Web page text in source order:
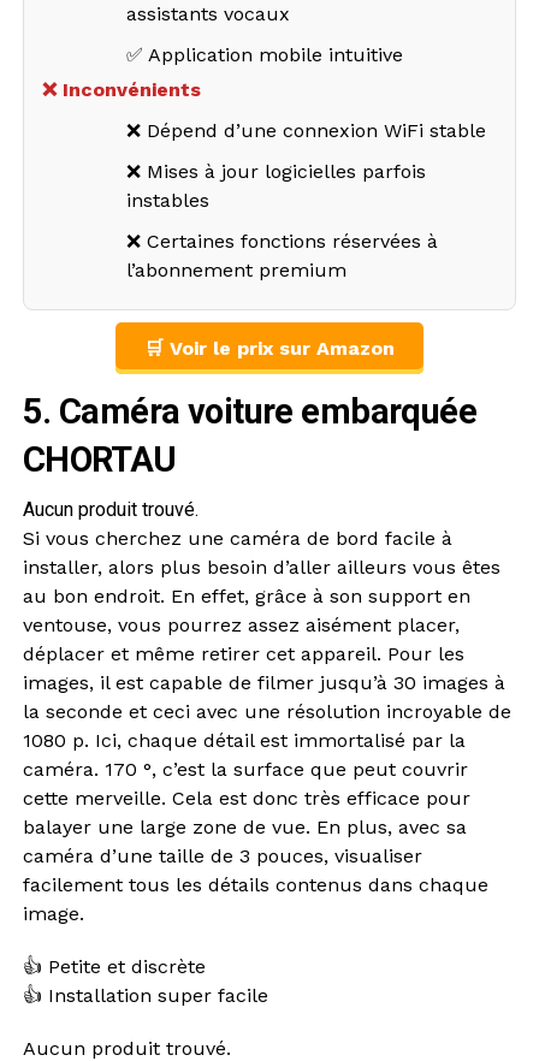
assistants vocaux
✅ Application mobile intuitive
❌ Inconvénients
❌ Dépend d’une connexion WiFi stable
❌ Mises à jour logicielles parfois
instables
❌ Certaines fonctions réservées à
l’abonnement premium
🛒 Voir le prix sur Amazon
5. Caméra voiture embarquée
CHORTAU
Aucun produit trouvé.
Si vous cherchez une caméra de bord facile à
installer, alors plus besoin d’aller ailleurs vous êtes
au bon endroit. En effet, grâce à son support en
ventouse, vous pourrez assez aisément placer,
déplacer et même retirer cet appareil. Pour les
images, il est capable de filmer jusqu’à 30 images à
la seconde et ceci avec une résolution incroyable de
1080 p. Ici, chaque détail est immortalisé par la
caméra. 170 °, c’est la surface que peut couvrir
cette merveille. Cela est donc très efficace pour
balayer une large zone de vue. En plus, avec sa
caméra d’une taille de 3 pouces, visualiser
facilement tous les détails contenus dans chaque
image.
👍 Petite et discrète
👍 Installation super facile
Aucun produit trouvé.